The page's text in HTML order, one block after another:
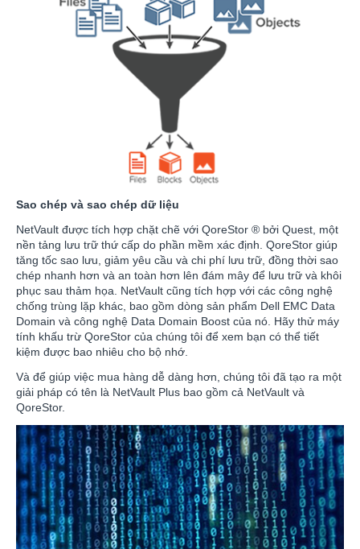
Sao chép và sao chép dữ liệu
NetVault được tích hợp chặt chẽ với QoreStor ® bởi Quest, một
nền tảng lưu trữ thứ cấp do phần mềm xác định. QoreStor giúp
tăng tốc sao lưu, giảm yêu cầu và chi phí lưu trữ, đồng thời sao
chép nhanh hơn và an toàn hơn lên đám mây để lưu trữ và khôi
phục sau thảm họa. NetVault cũng tích hợp với các công nghệ
chống trùng lặp khác, bao gồm dòng sản phẩm Dell EMC Data
Domain và công nghệ Data Domain Boost của nó. Hãy thử máy
tính khấu trừ QoreStor của chúng tôi để xem bạn có thể tiết
kiệm được bao nhiêu cho bộ nhớ.
Và để giúp việc mua hàng dễ dàng hơn, chúng tôi đã tạo ra một
giải pháp có tên là NetVault Plus bao gồm cả NetVault và
QoreStor.